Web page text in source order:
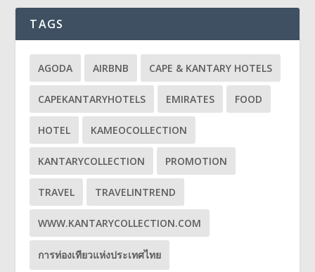
TAGS
AGODA AIRBNB CAPE & KANTARY HOTELS
CAPEKANTARYHOTELS EMIRATES FOOD
HOTEL KAMEOCOLLECTION
KANTARYCOLLECTION PROMOTION
TRAVEL TRAVELINTREND
WWW.KANTARYCOLLECTION.COM
การท่องเทียวแห่งประเทศไทย